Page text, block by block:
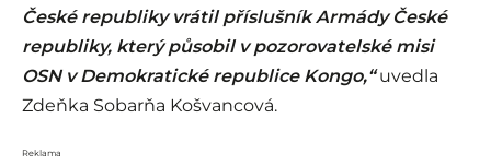
České republiky vrátil příslušník Armády České
republiky, který působil v pozorovatelské misi
OSN v Demokratické republice Kongo,“uvedla
Zdeňka Sobarňa Košvancová.
Reklama